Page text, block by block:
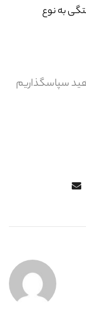
به نوع
سپاسگذاریم